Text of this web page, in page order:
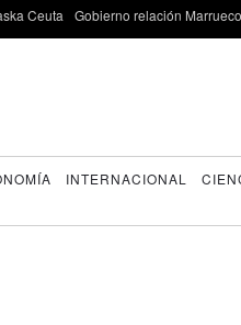
Ceuta Gobierno relación
INTERNACIONAL